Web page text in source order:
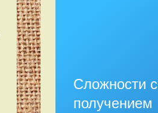
Сложности с
получением